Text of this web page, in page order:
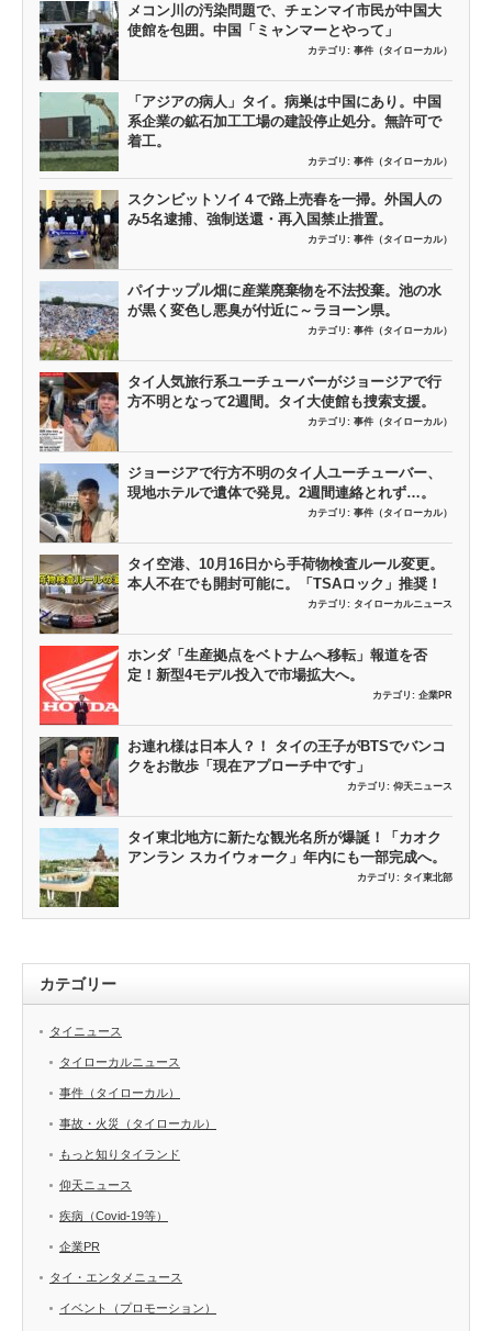
メコン川の汚染問題で、チェンマイ市民が中国大
使館を包囲。中国「ミャンマーとやって」
カテゴリ: 事件（タイローカル）
「アジアの病人」タイ。病巣は中国にあり。中国
系企業の鉱石加工工場の建設停止処分。無許可で
着工。
カテゴリ: 事件（タイローカル）
スクンビットソイ４で路上売春を一掃。外国人の
み5名逮捕、強制送還・再入国禁止措置。
カテゴリ: 事件（タイローカル）
パイナップル畑に産業廃棄物を不法投棄。池の水
が黒く変色し悪臭が付近に～ラヨーン県。
カテゴリ: 事件（タイローカル）
タイ人気旅行系ユーチューバーがジョージアで行
方不明となって2週間。タイ大使館も捜索支援。
カテゴリ: 事件（タイローカル）
ジョージアで行方不明のタイ人ユーチューバー、
現地ホテルで遺体で発見。2週間連絡とれず…。
カテゴリ: 事件（タイローカル）
タイ空港、10月16日から手荷物検査ルール変更。
本人不在でも開封可能に。「TSAロック」推奨！
カテゴリ: タイローカルニュース
ホンダ「生産拠点をベトナムへ移転」報道を否
定！新型4モデル投入で市場拡大へ。
カテゴリ: 企業PR
お連れ様は日本人？！ タイの王子がBTSでバンコ
クをお散歩「現在アプローチ中です」
カテゴリ: 仰天ニュース
タイ東北地方に新たな観光名所が爆誕！「カオク
アンラン スカイウォーク」年内にも一部完成へ。
カテゴリ: タイ東北部
カテゴリー
タイニュース
タイローカルニュース
事件（タイローカル）
事故・火災（タイローカル）
もっと知りタイランド
仰天ニュース
疾病（Covid-19等）
企業PR
タイ・エンタメニュース
イベント（プロモーション）